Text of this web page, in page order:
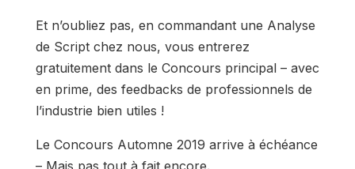
Et n’oubliez pas, en commandant une Analyse
de Script chez nous, vous entrerez
gratuitement dans le Concours principal – avec
en prime, des feedbacks de professionnels de
l’industrie bien utiles !
Le Concours Automne 2019 arrive à échéance
– Mais pas tout à fait encore.